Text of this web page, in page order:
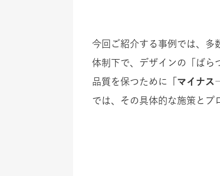
今回ご紹介する事例では、多
体制下で、デザインの「ばら
品質を保つために
「マイナ
では、その具体的な施策とプ